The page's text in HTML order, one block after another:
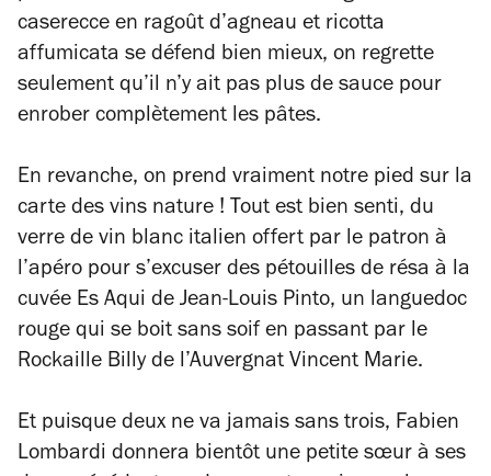
caserecce en ragoût d’agneau et ricotta
affumicata se défend bien mieux, on regrette
seulement qu’il n’y ait pas plus de sauce pour
enrober complètement les pâtes.
En revanche, on prend vraiment notre pied sur la
carte des vins nature ! Tout est bien senti, du
verre de vin blanc italien offert par le patron à
l’apéro pour s’excuser des pétouilles de résa à la
cuvée Es Aqui de Jean-Louis Pinto, un languedoc
rouge qui se boit sans soif en passant par le
Rockaille Billy de l’Auvergnat Vincent Marie.
Et puisque deux ne va jamais sans trois, Fabien
Lombardi donnera bientôt une petite sœur à ses